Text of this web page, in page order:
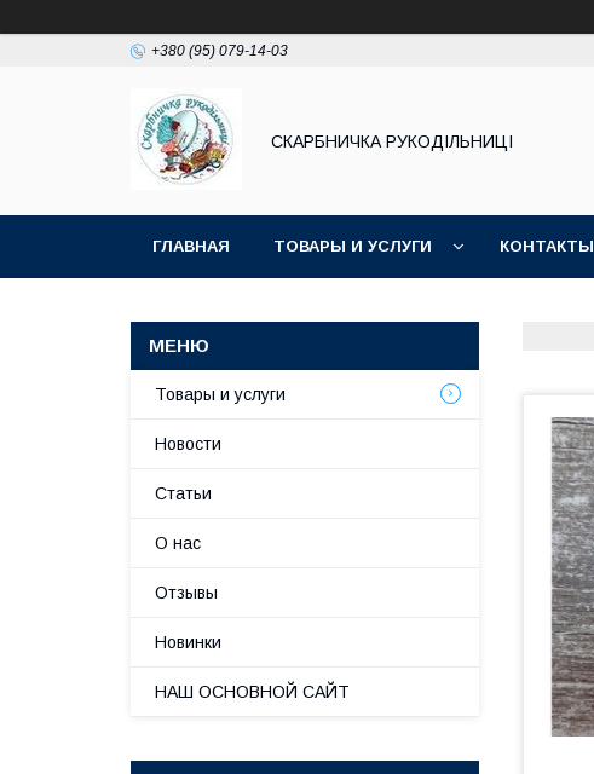
+380 (95) 079-14-03
СКАРБНИЧКА РУКОДІЛЬНИЦІ
ГЛАВНАЯ ТОВАРЫ И УСЛУГИ КОНТАКТЫ
Товары и услуги
Новости
Статьи
О нас
Отзывы
Новинки
НАШ ОСНОВНОЙ САЙТ